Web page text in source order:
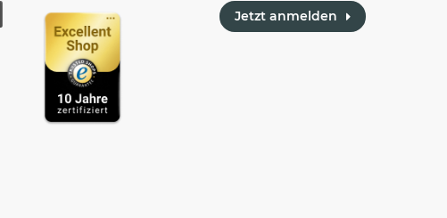
Jetzt anmelden